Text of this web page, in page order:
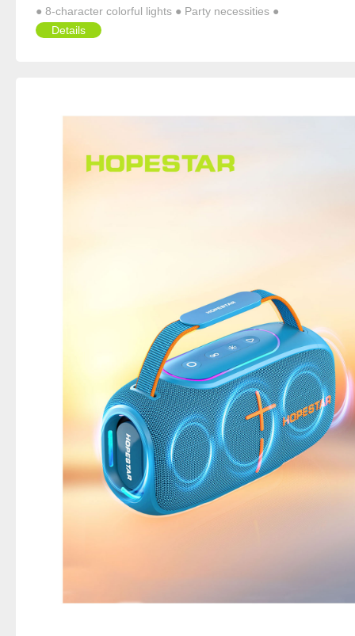
● 8-character colorful lights ● Party necessities ●
Details